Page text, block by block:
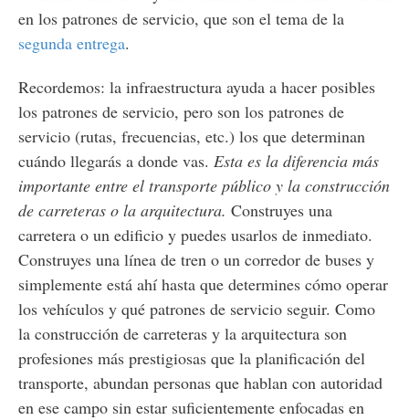
en los patrones de servicio, que son el tema de la
segunda entrega.
Recordemos: la infraestructura ayuda a hacer posibles
los patrones de servicio, pero son los patrones de
servicio (rutas, frecuencias, etc.) los que determinan
cuándo llegarás a donde vas. Esta es la diferencia más
importante entre el transporte público y la construcción
de carreteras o la arquitectura. Construyes una
carretera o un edificio y puedes usarlos de inmediato.
Construyes una línea de tren o un corredor de buses y
simplemente está ahí hasta que determines cómo operar
los vehículos y qué patrones de servicio seguir. Como
la construcción de carreteras y la arquitectura son
profesiones más prestigiosas que la planificación del
transporte, abundan personas que hablan con autoridad
en ese campo sin estar suficientemente enfocadas en